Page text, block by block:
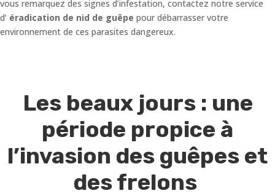
vous remarquez des signes d’infestation, contactez notre service
d’ éradication de nid de guêpe pour débarrasser votre
environnement de ces parasites dangereux.
Les beaux jours : une
période propice à
l’invasion des guêpes et
des frelons